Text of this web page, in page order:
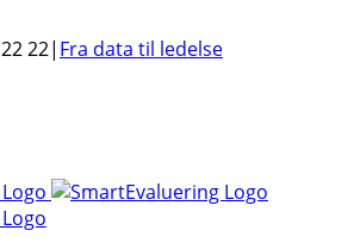
22| Fra data til ledelse